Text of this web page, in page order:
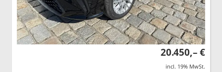
20.450,– €
incl. 19% MwSt.